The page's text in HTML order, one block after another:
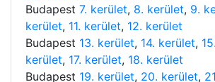
Budapest 7. kerület, 8. kerület, 9.
kerület, 11. kerület, 12. kerület
Budapest 13. kerület, 14. kerület,
kerület, 17. kerület, 18. kerület
Budapest 19. kerület, 20. kerület,